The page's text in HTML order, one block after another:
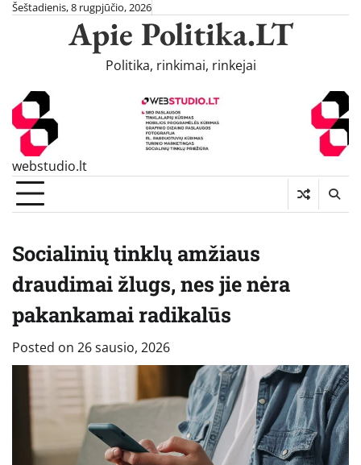
SkipŠeštadienis, 8 rugpjūčio, 2026
Apie Politika.LT
Politika, rinkimai, rinkejai
webstudio.lt
Socialinių tinklų amžiaus
draudimai žlugs, nes jie nėra
pakankamai radikalūs
Posted on 26 sausio, 2026